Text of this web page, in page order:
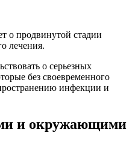
о продвинутой стадии
лечения.
о серьезных
без своевременного
инфекции и
и окружающими